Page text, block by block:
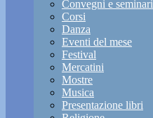
Convegni e seminari
Corsi
Danza
Eventi del mese
Festival
Mercatini
Mostre
Musica
Presentazione libri